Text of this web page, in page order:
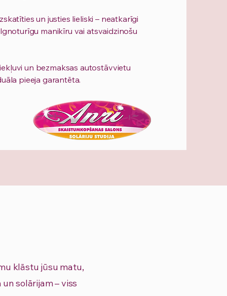
un justies lieliski – neatkarīgi
manikīru vai atsvaidzinošu
un bezmaksas autostāvvietu
pieeja garantēta.
klāstu jūsu matu,
solārijam – viss